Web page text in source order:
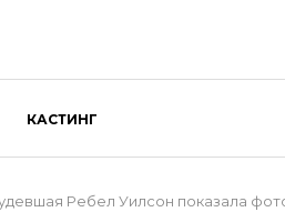
КАСТИНГ
Ребел Уилсон показала